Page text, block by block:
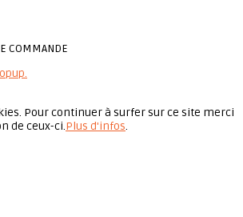
COMMANDE
Pour continuer à surfer sur ce site merci
de ceux-ci.Plus d'infos.